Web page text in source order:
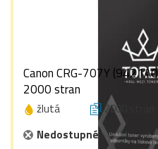
Canon CRG-707Y
2000 stran
žlutá 2000 stran
Nedostupné